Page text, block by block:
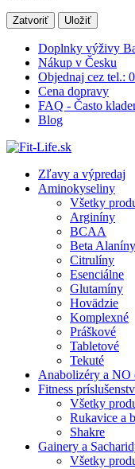
Zatvoriť Uložiť
Doplnky výživy
Nákup v Česku
Objednaj cez tel.:
Cena dopravy
FAQ - Často
Blog
Zľavy a výpredaj
Aminokyseliny
Všetky
Arginíny
BCAA
Beta Alaníny
Citrulíny
Esenciálne
Glutamíny
Hovädzie
Komplexné
Práškové
Tabletové
Tekuté
Anabolizéry a NO
Fitness
Všetky
Rukavice a
Shakre
Gainery a
Všetky